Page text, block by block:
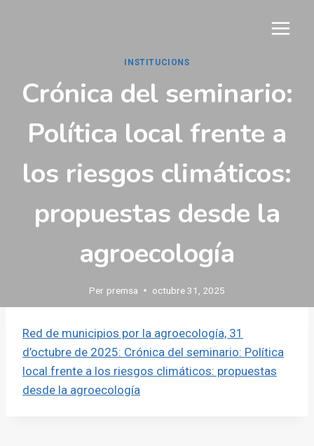
INSTITUCIONS
Crónica del seminario:
Política local frente a
los riesgos climáticos:
propuestas desde la
agroecología
Per premsa octubre 31, 2025
Red de municipios por la agroecología, 31
d’octubre de 2025: Crónica del seminario: Política
local frente a los riesgos climáticos: propuestas
desde la agroecología